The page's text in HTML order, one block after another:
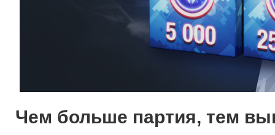
Чем больше партия, тем